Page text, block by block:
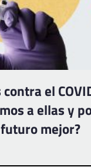
el
a ellas y
mejor?